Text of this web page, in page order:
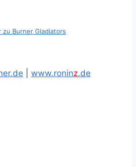
zu Burner Gladiators
www.roninz.de